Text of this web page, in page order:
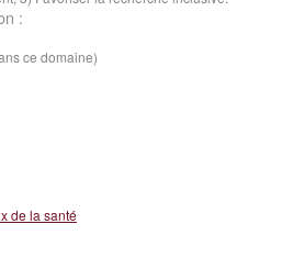
:
ce domaine)
de la santé